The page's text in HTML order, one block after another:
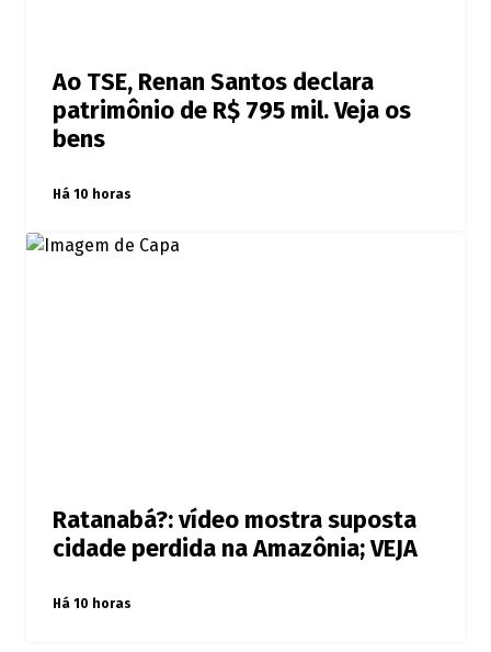
Ao TSE, Renan Santos declara
patrimônio de R$ 795 mil. Veja os
bens
Há 10 horas
Ratanabá?: vídeo mostra suposta
cidade perdida na Amazônia; VEJA
Há 10 horas